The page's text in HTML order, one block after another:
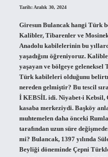
Tarih: Aralık 30, 2024
Giresun Bulancak hangi Türk
Kalibler, Tibarenler ve
Anadolu kabilelerinin bu
yaşadığını öğreniyoruz.
yaşayan ve bölgeye
Türk kabileleri olduğunu
nereden gelmiştir? Bu tescil
İ KEBSİL idi. Niyabet-i Kebsil,
kasaba merkeziydi. Başköy
muhtemelen daha önceki
tarafından uzun süre
mi? Bulancak, 1397 yılında
Beyliği döneminde Çepni